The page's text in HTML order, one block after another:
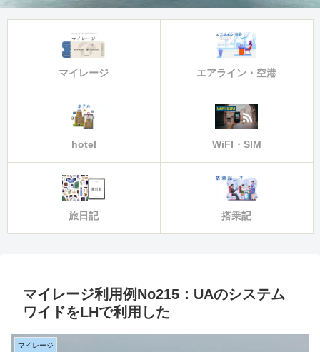
マイレージ エアライン・空港
hotel WiFI・SIM
旅日記 搭乗記
マイレージ利用例No215：UAのシステム
ワイドをLHで利用した
マイレージ